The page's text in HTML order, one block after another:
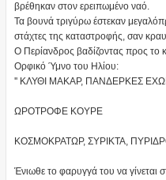
βρέθηκαν στον ερειπωμένο ναό.
Τα βουνά τριγύρω έστεκαν
στάχτες της καταστροφής, σαν
Ο Περίανδρος βαδίζοντας προς το
Ορφικό Ύμνο του Ηλίου:
'' ΚΛΥΘΙ ΜΑΚΑΡ, ΠΑΝΔΕΡΚΕΣ
ΩΡΟΤΡΟΦΕ ΚΟΥΡΕ
ΚΟΣΜΟΚΡΑΤΩΡ, ΣΥΡΙΚΤΑ,
Ένιωθε το φαρυγγά του να γίνεται